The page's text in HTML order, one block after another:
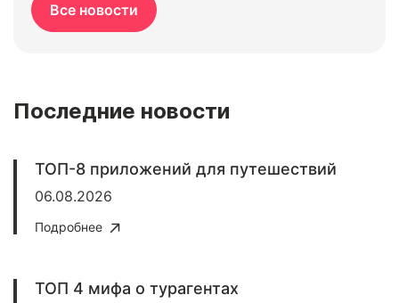
Все новости
Последние новости
ТОП-8 приложений для путешествий
06.08.2026
Подробнее
ТОП 4 мифа о турагентах